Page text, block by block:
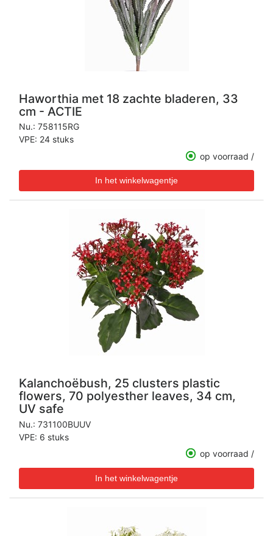
Haworthia met 18 zachte bladeren, 33
cm - ACTIE
Nu.: 758115RG
VPE: 24 stuks
op voorraad /
Kalanchoëbush, 25 clusters plastic
flowers, 70 polyesther leaves, 34 cm,
UV safe
Nu.: 731100BUUV
VPE: 6 stuks
op voorraad /